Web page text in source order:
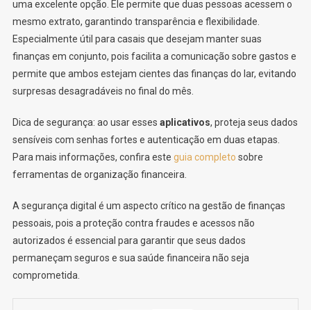
uma excelente opção. Ele permite que duas pessoas acessem o
mesmo extrato, garantindo transparência e flexibilidade.
Especialmente útil para casais que desejam manter suas
finanças em conjunto, pois facilita a comunicação sobre gastos e
permite que ambos estejam cientes das finanças do lar, evitando
surpresas desagradáveis no final do mês.
Dica de segurança: ao usar esses aplicativos, proteja seus dados
sensíveis com senhas fortes e autenticação em duas etapas.
Para mais informações, confira este guia completo sobre
ferramentas de organização financeira.
A segurança digital é um aspecto crítico na gestão de finanças
pessoais, pois a proteção contra fraudes e acessos não
autorizados é essencial para garantir que seus dados
permaneçam seguros e sua saúde financeira não seja
comprometida.